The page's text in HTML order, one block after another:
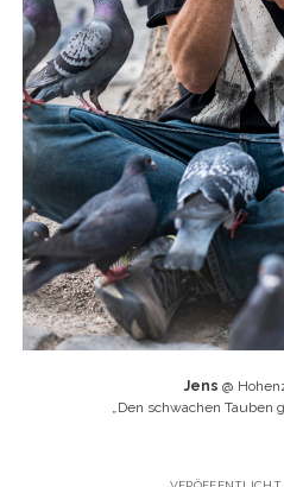
Jens @
„Den schwachen Tauben